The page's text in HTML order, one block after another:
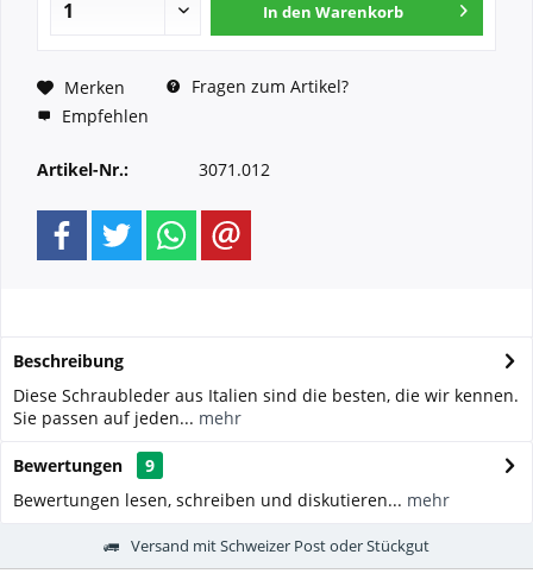
In den Warenkorb
Merken
Fragen zum Artikel?
Empfehlen
Artikel-Nr.: 3071.012
Beschreibung
Diese Schraubleder aus Italien sind die besten, die wir kennen.
Sie passen auf jeden... mehr
Bewertungen
9
Bewertungen lesen, schreiben und diskutieren... mehr
Versand mit Schweizer Post oder Stückgut